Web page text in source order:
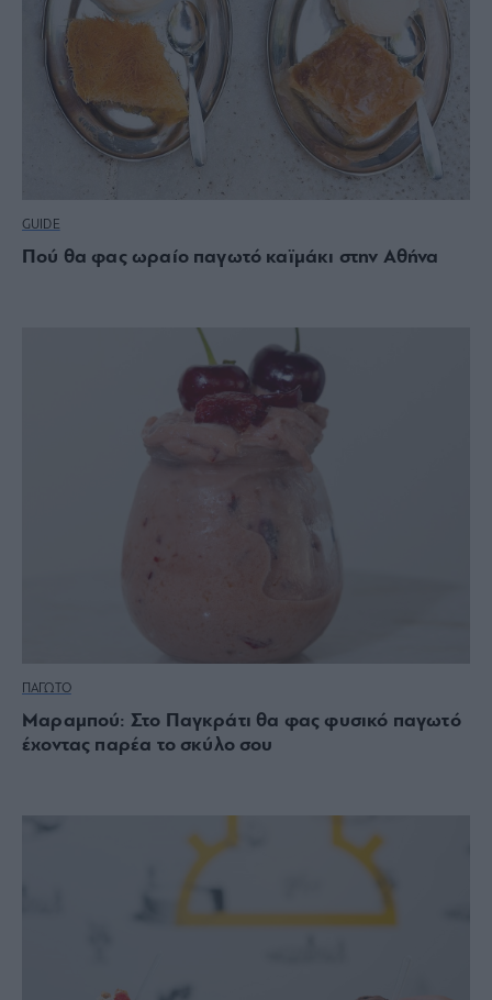
GUIDE
Πού θα φας ωραίο παγωτό καϊμάκι στην Αθήνα
ΠΑΓΩΤΟ
Μαραμπού: Στο Παγκράτι θα φας φυσικό παγωτό
έχοντας παρέα το σκύλο σου